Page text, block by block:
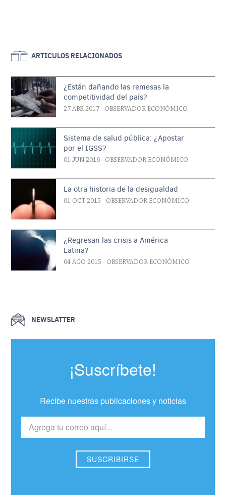
ARTICULOS RELACIONADOS
¿Están dañando las remesas la
competitividad del país?
27 ABR 2017 - OBSERVADOR ECONÓMICO
Sistema de salud pública: ¿Apostar
por el IGSS?
01 JUN 2016 - OBSERVADOR ECONÓMICO
La otra historia de la desigualdad
01 OCT 2015 - OBSERVADOR ECONÓMICO
¿Regresan las crisis a América
Latina?
04 AGO 2015 - OBSERVADOR ECONÓMICO
NEWSLATTER
¡Suscríbete!
Recibe nuestras publicaciones y noticias